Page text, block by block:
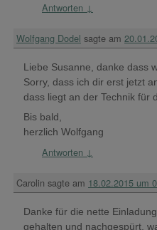
Antworten ↓
Wolfgang Dodel sagte am
Liebe Susanne, danke dass
Sorry, dass ich dir erst jetzt
dass liegt an der Technik für
Bis bald,
herzlich Wolfgang
Antworten ↓
Carolin sagte am 18.02.2015 um
Danke für die nette
gehalten und nachgespürt,